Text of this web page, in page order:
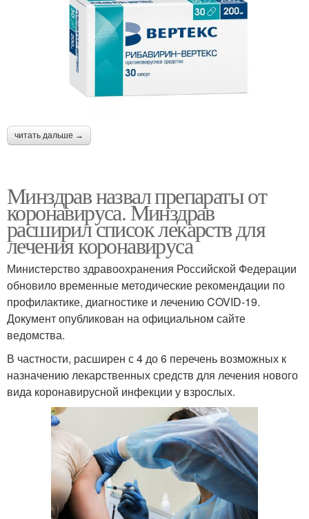
читать дальше →
Минздрав назвал препараты от
коронавируса. Минздрав
расширил список лекарств для
лечения коронавируса
Министерство здравоохранения Российской Федерации
обновило временные методические рекомендации по
профилактике, диагностике и лечению COVID-19.
Документ опубликован на официальном сайте
ведомства.
В частности, расширен с 4 до 6 перечень возможных к
назначению лекарственных средств для лечения нового
вида коронавирусной инфекции у взрослых.